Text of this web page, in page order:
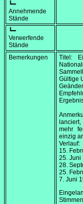
┗━
Annehmende
Stände
┗━
Verwerfende
Stände
Bemerkungen
Titel:
Gültige
mehr
einzig
Verlauf:
15.
25. Juni
28.
25.
7. Juni